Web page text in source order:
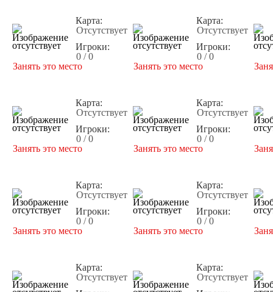
Карта:
Отсутствует
Игроки:
0 / 0
Занять это место
Карта:
Отсутствует
Игроки:
0 / 0
Занять это место
Карта:
Отсутствует
Игроки:
0 / 0
Занять это место
Карта:
Отсутствует
Игроки:
0 / 0
Занять это место
Карта:
Отсутствует
Игроки:
0 / 0
Занять это место
Карта:
Отсутствует
Игроки:
0 / 0
Занять это место
Карта:
Отсутствует
Карта:
Отсутствует